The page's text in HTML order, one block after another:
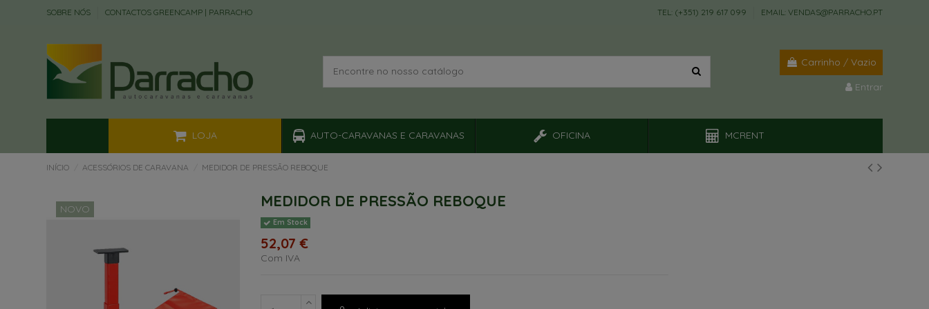
SOBRE NÓS CONTACTOS GREENCAMP | PARRACHO TEL: (+351) 219 617 099 EMAIL: VENDAS@PARRACHO.PT
Carrinho / Vazio
Entrar
LOJA AUTO-CARAVANAS E CARAVANAS OFICINA MCRENT
INÍCIO ACESSÓRIOS DE CARAVANA MEDIDOR DE PRESSÃO REBOQUE
NOVO MEDIDOR DE PRESSÃO REBOQUE
Em Stock
52,07 €
Com IVA